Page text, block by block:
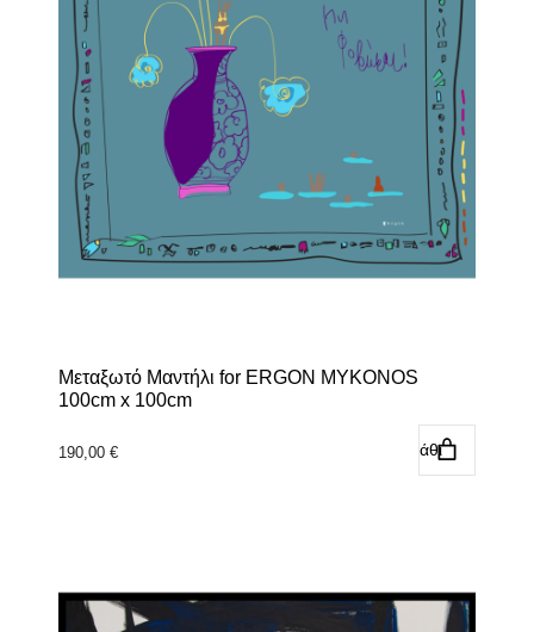
Μεταξωτό Μαντήλι for ERGON MYKONOS
100cm x 100cm
190,00 € Προσθήκη στο καλάθι
προϊόν